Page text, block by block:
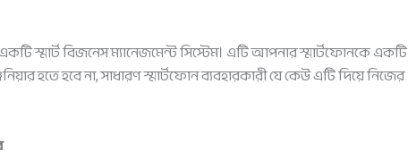
স্মার্ট বিজনেস ম্যানেজমেন্ট সিস্টেম। এটি আপনার স্মার্টফোনকে একটি
হতে হবে না, সাধারণ স্মার্টফোন ব্যবহারকারী যে কেউ এটি দিয়ে নিজের